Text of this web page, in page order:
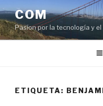
al
contenido
COM
Pasíon por la tecnología y
ETIQUETA: